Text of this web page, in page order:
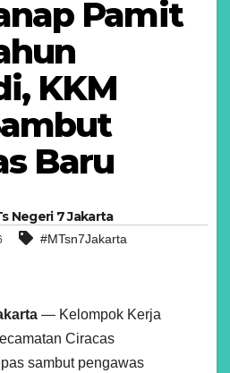
Pamit
KKM
Baru
Negeri 7 Jakarta
#MTsn7Jakarta
— Kelompok Kerja
Ciracas
sambut pengawas